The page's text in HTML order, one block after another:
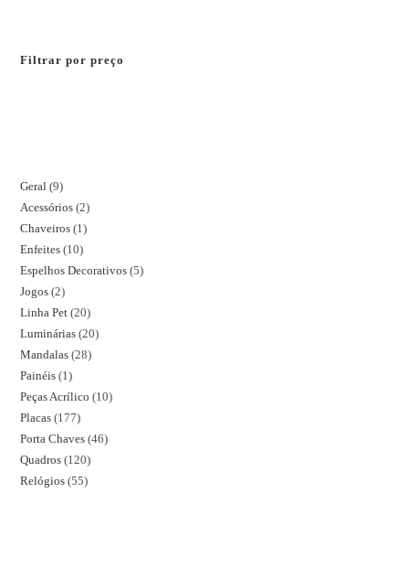
Filtrar por preço
Geral 9
Acessórios 2
Chaveiros 1
Enfeites 10
Espelhos Decorativos 5
Jogos 2
Linha Pet 20
Luminárias 20
Mandalas 28
Painéis 1
Peças Acrílico 10
Placas 177
Porta Chaves 46
Quadros 120
Relógios 55